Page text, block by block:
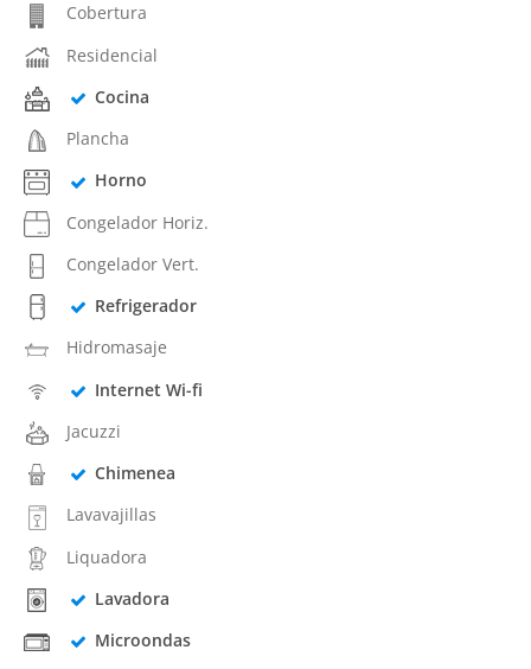
Cobertura
Residencial
Cocina
Plancha
Horno
Congelador Horiz.
Congelador Vert.
Refrigerador
Hidromasaje
Internet Wi-fi
Jacuzzi
Chimenea
Lavavajillas
Liquadora
Lavadora
Microondas